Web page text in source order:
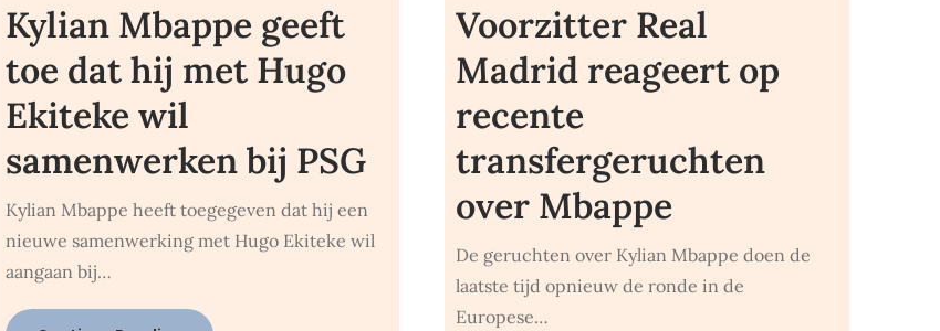
Kylian Mbappe geeft
toe dat hij met Hugo
Ekiteke wil
samenwerken bij PSG
Kylian Mbappe heeft toegegeven dat hij een
nieuwe samenwerking met Hugo Ekiteke wil
aangaan bij…
Voorzitter Real
Madrid reageert op
recente
transfergeruchten
over Mbappe
De geruchten over Kylian Mbappe doen de
laatste tijd opnieuw de ronde in de
Europese…